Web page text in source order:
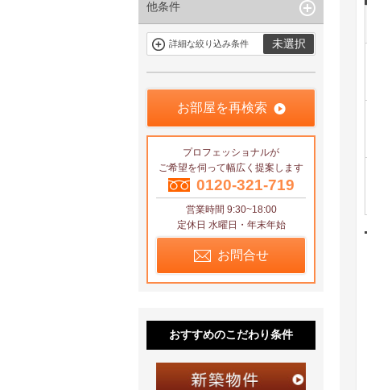
5年以内
15年以内
指定なし
10分以内
15分以内
他条件
駐車場有
当社限定物件
まない
件
申込無し物件
のみ表示
詳細な絞り込み条件 未選択
お部屋を再検索
プロフェッショナルが
ご希望を伺って幅広く提案します
0120-321-719
営業時間 9:30~18:00
定休日 水曜日・年末年始
お問合せ
おすすめのこだわり条件